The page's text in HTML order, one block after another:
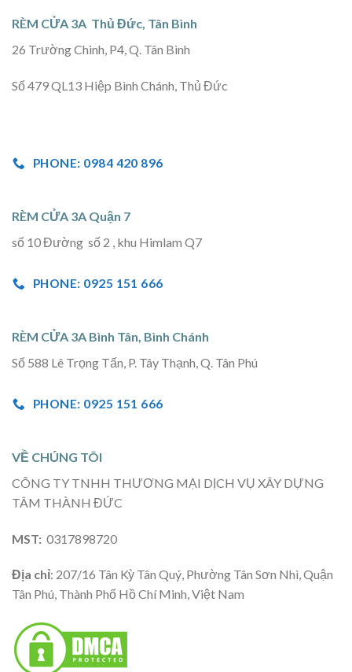
RÈM CỬA 3A Thủ Đức, Tân Bình
26 Trường Chinh, P4, Q. Tân Bình
Số 479 QL13 Hiệp Bình Chánh, Thủ Đức
PHONE: 0984 420 896
RÈM CỬA 3A Quận 7
số 10 Đường số 2 , khu Himlam Q7
PHONE: 0925 151 666
RÈM CỬA 3A Bình Tân, Bình Chánh
Số 588 Lê Trọng Tấn, P. Tây Thạnh, Q. Tân Phú
PHONE: 0925 151 666
VỀ CHÚNG TÔI
CÔNG TY TNHH THƯƠNG MẠI DỊCH VỤ XÂY DỰNG
TÂM THÀNH ĐỨC
MST: 0317898720
Địa chỉ: 207/16 Tân Kỳ Tân Quý, Phường Tân Sơn Nhì, Quận
Tân Phú, Thành Phố Hồ Chí Minh, Việt Nam